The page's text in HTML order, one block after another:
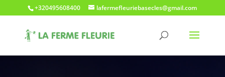
+320495608400 lafermefleuriebasecles@gmail.com